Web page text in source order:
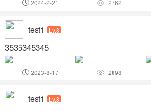
 2024-2-21  2762
test1 Lv.8
3535345345
 2023-8-17  2898
test1 Lv.8